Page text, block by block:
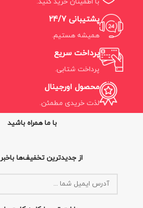
پشتیبانی 24/7
همیشه هستیم.
پرداخت سریع
پرداخت شتابی.
محصول اورجینال
لذت خریدی مطمئن.
با ما همراه باشید
از جدیدترین تخفیف‌ها